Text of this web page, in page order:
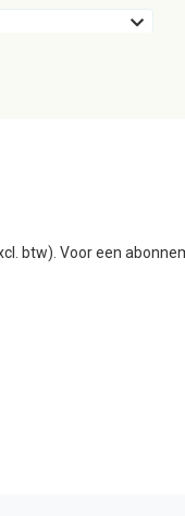
btw). Voor een